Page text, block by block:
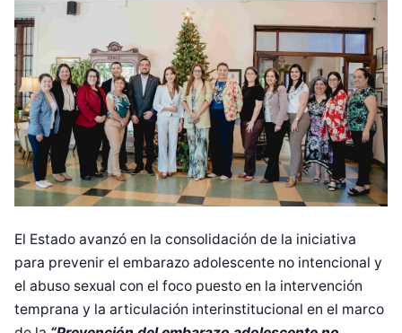
El Estado avanzó en la consolidación de la iniciativa
para prevenir el embarazo adolescente no intencional y
el abuso sexual con el foco puesto en la intervención
temprana y la articulación interinstitucional en el marco